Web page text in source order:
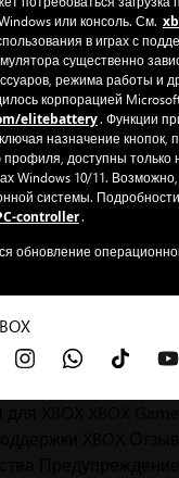
или консоль. См.
в играх с
существенно
режима работы и
корпорацией
elitebattery. Функции
назначение кнопок,
доступны только
Windows 10/11.
системы.
controller.
обновление